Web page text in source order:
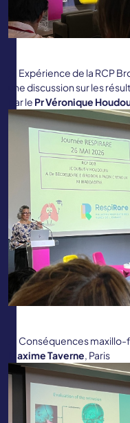
Expérience de la RCP
une discussion sur les
par le Pr Véronique
Conséquences maxillo-
Maxime Taverne, Paris